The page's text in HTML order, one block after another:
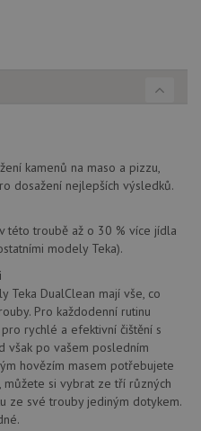
kamenů na maso a pizzu,
dosažení nejlepších výsledků.
této troubě až o 30 % více jídla
modely Teka).
Teka DualClean mají vše, co
Pro každodenní rutinu
rychlé a efektivní čištění s
však po vašem posledním
hovězím masem potřebujete
si vybrat ze tří různých
ze své trouby jediným dotykem.